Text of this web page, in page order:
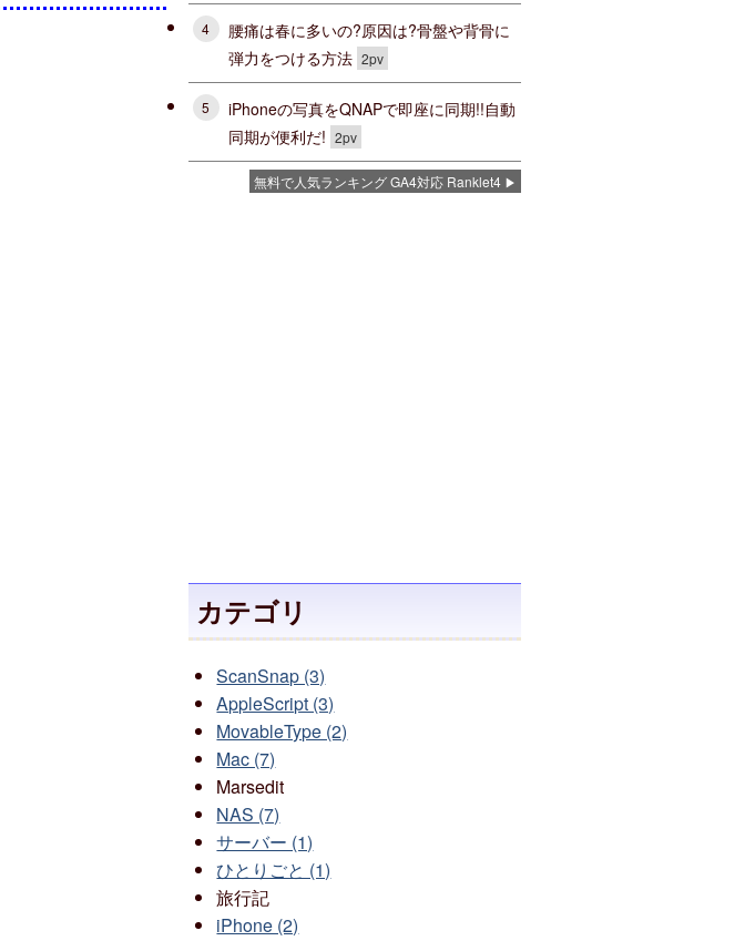
4
腰痛は春に多いの?原因は?骨盤や背骨に
弾力をつける方法 2pv
5
iPhoneの写真をQNAPで即座に同期!!自動
同期が便利だ! 2pv
無料で人気ランキング GA4対応 Ranklet4
カテゴリ
ScanSnap (3)
AppleScript (3)
MovableType (2)
Mac (7)
Marsedit
NAS (7)
サーバー (1)
ひとりごと (1)
旅行記
iPhone (2)